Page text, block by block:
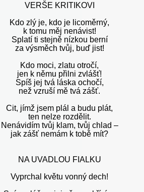
VERŠE KRITIKOVI
Kdo zlý je, kdo je licoměrný,
k tomu měj nenávist!
Splatí ti stejně nízkou berní
za výsměch tvůj, buď jist!
Kdo moci, zlatu otročí,
jen k němu přilni zvlášť!
Spíš jej tvá láska ochočí,
než vzruší mě tvá zášť.
Cit, jímž jsem plál a budu plát,
ten nelze rozdělit.
Nenávidím tvůj klam, tvůj chlad –
jak zášť nemám k tobě mít?
NA UVADLOU FIALKU
Vyprchal květu vonný dech!